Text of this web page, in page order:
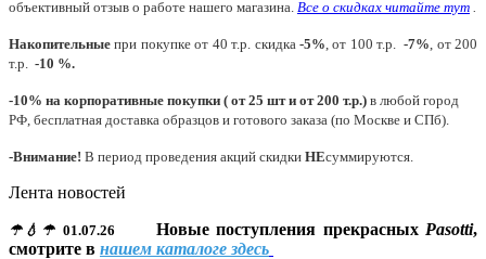
объективный отзыв о работе нашего магазина. Все о скидках читайте тут
Накопительные при покупке от 40 т.р. скидка -5% , от 100 т.р.-7% , от 200
т.р. -10 %.
-10% на корпоративные покупки ( от 25 шт и от 200 т.р.) в любой город
РФ, бесплатная доставка образцов и готового заказа (по Москве и СПб).
-Внимание! В период проведения акций скидки НЕсуммируются.
Лента новостей
☂💧☂ 01.07.26 Новые поступления прекрасных Pasotti,
смотрите в нашем каталоге здесь